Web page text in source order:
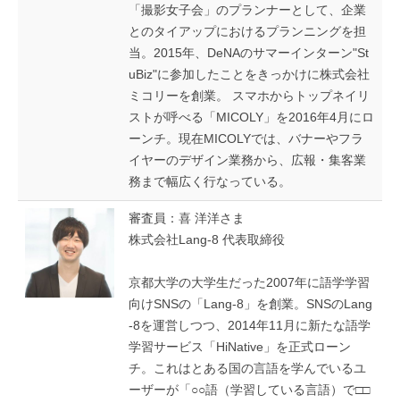
「撮影女子会」のプランナーとして、企業
とのタイアップにおけるプランニングを担
当。2015年、DeNAのサマーインターン"St
uBiz"に参加したことをきっかけに株式会社
ミコリーを創業。 スマホからトップネイリ
ストが呼べる「MICOLY」を2016年4月にロ
ーンチ。現在MICOLYでは、バナーやフラ
イヤーのデザイン業務から、広報・集客業
務まで幅広く行なっている。
審査員：喜 洋洋さま
株式会社Lang-8 代表取締役
京都大学の大学生だった2007年に語学学習
向けSNSの「Lang-8」を創業。SNSのLang
-8を運営しつつ、2014年11月に新たな語学
学習サービス「HiNative」を正式ローン
チ。これはとある国の言語を学んでいるユ
ーザーが「○○語（学習している言語）で□□